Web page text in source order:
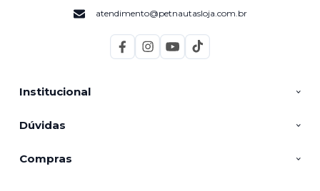
Institucional
Dúvidas
Compras
atendimento@petnautasloja.com.br